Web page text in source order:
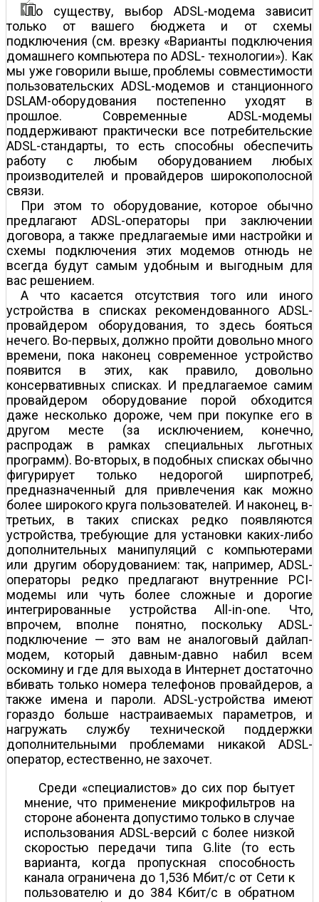
о существу, выбор ADSL-модема зависит
только от вашего бюджета и от схемы
подключения (см. врезку «Варианты подключения
домашнего компьютера по ADSL- технологии»). Как
мы уже говорили выше, проблемы совместимости
пользовательских ADSL-модемов и станционного
DSLAM-оборудования постепенно уходят в
прошлое. Современные ADSL-модемы
поддерживают практически все потребительские
ADSL-стандарты, то есть способны обеспечить
работу с любым оборудованием любых
производителей и провайдеров широкополосной
связи.
При этом то оборудование, которое обычно
предлагают ADSL-операторы при заключении
договора, а также предлагаемые ими настройки и
схемы подключения этих модемов отнюдь не
всегда будут самым удобным и выгодным для
вас решением.
А что касается отсутствия того или иного
устройства в списках рекомендованного ADSL-
провайдером оборудования, то здесь бояться
нечего. Во-первых, должно пройти довольно много
времени, пока наконец современное устройство
появится в этих, как правило, довольно
консервативных списках. И предлагаемое самим
провайдером оборудование порой обходится
даже несколько дороже, чем при покупке его в
другом месте (за исключением, конечно,
распродаж в рамках специальных льготных
программ). Во-вторых, в подобных списках обычно
фигурирует только недорогой ширпотреб,
предназначенный для привлечения как можно
более широкого круга пользователей. И наконец, в-
третьих, в таких списках редко появляются
устройства, требующие для установки каких-либо
дополнительных манипуляций с компьютерами
или другим оборудованием: так, например, ADSL-
операторы редко предлагают внутренние PCI-
модемы или чуть более сложные и дорогие
интегрированные устройства All-in-one. Что,
впрочем, вполне понятно, поскольку ADSL-
подключение — это вам не аналоговый дайлап-
модем, который давным-давно набил всем
оскомину и где для выхода в Интернет достаточно
вбивать только номера телефонов провайдеров, а
также имена и пароли. ADSL-устройства имеют
гораздо больше настраиваемых параметров, и
нагружать службу технической поддержки
дополнительными проблемами никакой ADSL-
оператор, естественно, не захочет.
Среди «специалистов» до сих пор бытует
мнение, что применение микрофильтров на
стороне абонента допустимо только в случае
использования ADSL-версий с более низкой
скоростью передачи типа G.lite (то есть
варианта, когда пропускная способность
канала ограничена до 1,536 Мбит/с от Сети к
пользователю и до 384 Кбит/с в обратном